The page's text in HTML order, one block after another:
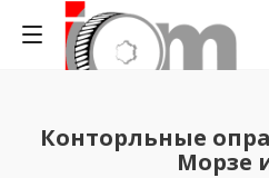
Конторльные
Морзе